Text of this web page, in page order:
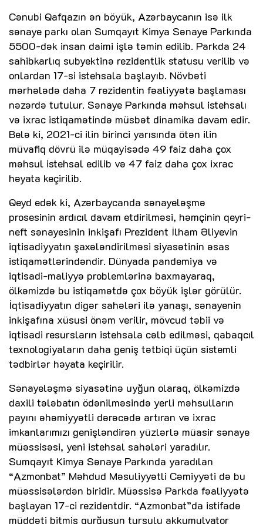
Cənubi Qafqazın ən böyük, Azərbaycanın isə ilk
sənaye parkı olan Sumqayıt Kimya Sənaye Parkında
5500-dək insan daimi işlə təmin edilib. Parkda 24
sahibkarlıq subyektinə rezidentlik statusu verilib və
onlardan 17-si istehsala başlayıb. Növbəti
mərhələdə daha 7 rezidentin fəaliyyətə başlaması
nəzərdə tutulur. Sənaye Parkında məhsul istehsalı
və ixrac istiqamətində müsbət dinamika davam edir.
Belə ki, 2021-ci ilin birinci yarısında ötən ilin
müvafiq dövrü ilə müqayisədə 49 faiz daha çox
məhsul istehsal edilib və 47 faiz daha çox ixrac
həyata keçirilib.
Qeyd edək ki, Azərbaycanda sənayeləşmə
prosesinin ardıcıl davam etdirilməsi, həmçinin qeyri-
neft sənayesinin inkişafı Prezident İlham Əliyevin
iqtisadiyyatın şaxələndirilməsi siyasətinin əsas
istiqamətlərindəndir. Dünyada pandemiya və
iqtisadi-maliyyə problemlərinə baxmayaraq,
ölkəmizdə bu istiqamətdə çox böyük işlər görülür.
İqtisadiyyatın digər sahələri ilə yanaşı, sənayenin
inkişafına xüsusi önəm verilir, mövcud təbii və
iqtisadi resursların istehsala cəlb edilməsi, qabaqcıl
texnologiyaların daha geniş tətbiqi üçün sistemli
tədbirlər həyata keçirilir.
Sənayeləşmə siyasətinə uyğun olaraq, ölkəmizdə
daxili tələbatın ödənilməsində yerli məhsulların
payını əhəmiyyətli dərəcədə artıran və ixrac
imkanlarımızı genişləndirən yüzlərlə müasir sənaye
müəssisəsi, yeni istehsal sahələri yaradılır.
Sumqayıt Kimya Sənaye Parkında yaradılan
“Azmonbat” Məhdud Məsuliyyətli Cəmiyyəti də bu
müəssisələrdən biridir. Müəssisə Parkda fəaliyyətə
başlayan 17-ci rezidentdir. “Azmonbat”da istifadə
müddəti bitmiş qurğuşun turşulu akkumulyator